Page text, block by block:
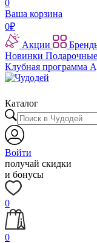
0
Ваша корзина
0₽
Акции
Новинки
Клубная программа
Каталог
Войти
получай скидки
и бонусы
0
0